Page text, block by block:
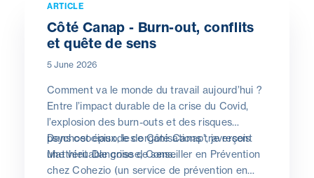
ARTICLE
Côté Canap - Burn-out, conflits
et quête de sens
5 June 2026
Comment va le monde du travail aujourd’hui ?
Entre l’impact durable de la crise du Covid,
l’explosion des burn-outs et des risques
psychosociaux, les organisations traversent
une véritable crise de sens.
Dans cet épisode de Côté Canap’, je reçois
Matthieu Dangoisse, Conseiller en Prévention
chez Cohezio (un service de prévention en